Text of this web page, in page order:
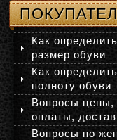
Как
размер обуви
Как определить
полноту обуви
Вопросы цены,
оплаты,
Вопросы по